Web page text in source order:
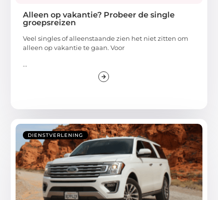
Alleen op vakantie? Probeer de single
groepsreizen
Veel singles of alleenstaande zien het niet zitten om
alleen op vakantie te gaan. Voor
...
DIENSTVERLENING